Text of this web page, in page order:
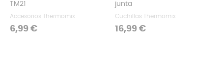
TM21
Accesorios Thermomix
Precio
6,99 €
junta
Cuchillas Thermomix
Precio
16,99 €